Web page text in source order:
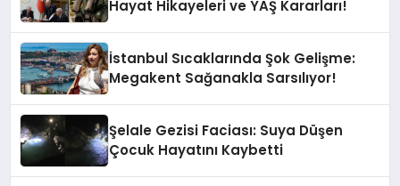
Hayat Hikayeleri ve YAŞ Kararları!
İstanbul Sıcaklarında Şok Gelişme:
Megakent Sağanakla Sarsılıyor!
Şelale Gezisi Faciası: Suya Düşen
Çocuk Hayatını Kaybetti